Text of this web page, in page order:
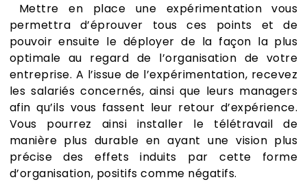
Mettre en place une expérimentation vous
permettra d’éprouver tous ces points et de
pouvoir ensuite le déployer de la façon la plus
optimale au regard de l’organisation de votre
entreprise. A l’issue de l’expérimentation, recevez
les salariés concernés, ainsi que leurs managers
afin qu’ils vous fassent leur retour d’expérience.
Vous pourrez ainsi installer le télétravail de
manière plus durable en ayant une vision plus
précise des effets induits par cette forme
d’organisation, positifs comme négatifs.